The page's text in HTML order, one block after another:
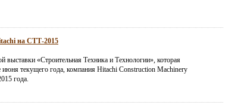
на СТТ-2015
«Строительная Техника и Технологии», которая
июня текущего года, компания Hitachi Construction Machinery
года.